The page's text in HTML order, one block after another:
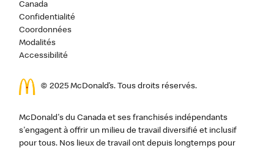
Canada
Confidentialité
Coordonnées
Modalités
Accessibilité
© 2025 McDonald’s. Tous droits réservés.
McDonald's du Canada et ses franchisés indépendants
s'engagent à offrir un milieu de travail diversifié et inclusif
pour tous. Nos lieux de travail ont depuis longtemps pour